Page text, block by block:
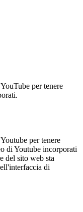
per tenere
per tenere
di Youtube incorporati
del sito web sta
di